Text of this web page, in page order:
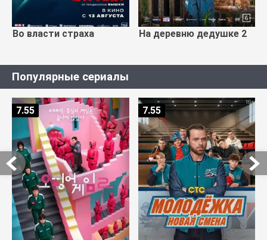
Во власти страха На деревню дедушке 2
Популярные сериалы
7.55 7.55